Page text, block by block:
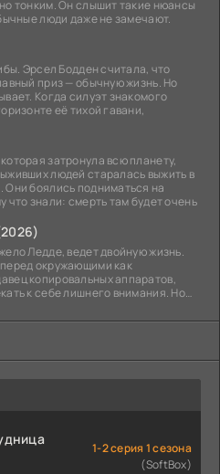
тонким. Он слышит такие нюансы
люди даже не замечают.
Эрсел Бодден считала, что
приз — обычную жизнь. Но
Когда силуэт знакомого
её тихой гавани,
затронула всю планету,
людей старалась выжить в
Они боялись подниматься на
что знали: смерть там будет очень
Ледде, ведет двойную жизнь.
окружающими как
копировальных аппаратов,
к себе лишнего внимания. Но
1-2 серия 1 сезона
(SoftBox)